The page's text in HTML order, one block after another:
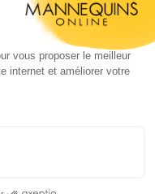
Et
magasins de détail, en
vitrine. Ils ont
photos.